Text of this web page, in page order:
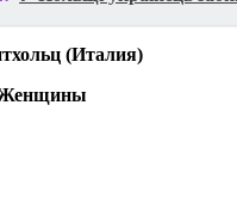
(Италия)
Женщины